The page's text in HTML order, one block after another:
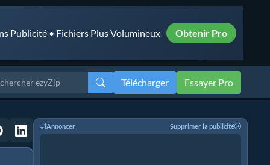
Publicité • Fichiers Plus Volumineux Obtenir Pro
Télécharger Essayer Pro
Annoncer Supprimer la publicité